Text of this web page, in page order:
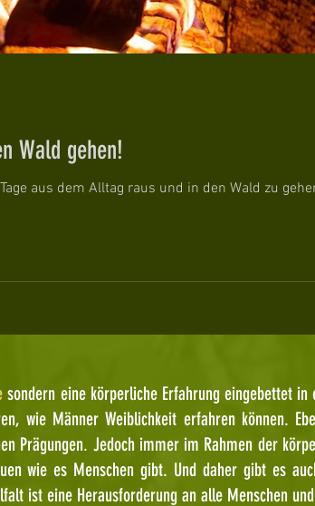
Wald gehen!
aus dem Alltag raus und in den Wald zu
sondern eine körperliche Erfahrung eingebettet
wie Männer Weiblichkeit erfahren können.
Prägungen. Jedoch immer im Rahmen der
wie es Menschen gibt. Und daher gibt es
ist eine Herausforderung an alle Menschen